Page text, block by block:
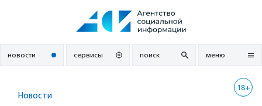
новости сервисы поиск меню
18+
Новости